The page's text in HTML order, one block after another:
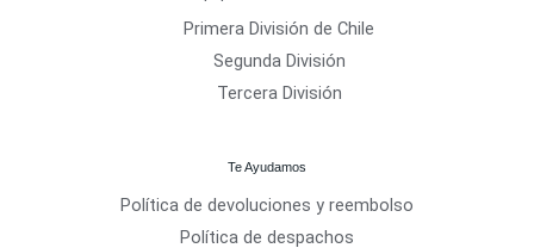
Primera División de Chile
Segunda División
Tercera División
Te Ayudamos
Política de devoluciones y reembolso
Política de despachos